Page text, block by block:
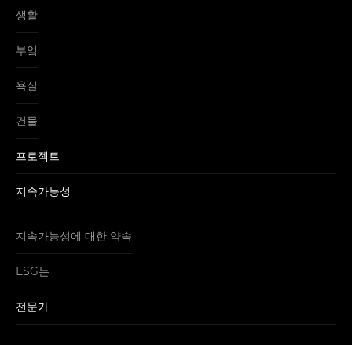
생활
부엌
욕실
건물
프로젝트
지속가능성
지속가능성에 대한 약속
ESG는
전문가